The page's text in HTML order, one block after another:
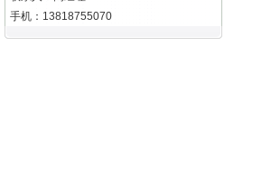
手机：13818755070